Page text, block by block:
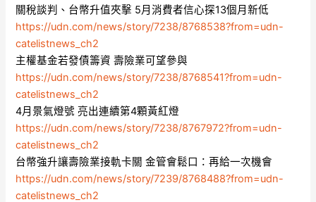
關稅談判、台幣升值夾擊 5月消費者信心探13個月新低
https://udn.com/news/story/7238/8768538?from=udn-
catelistnews_ch2
主權基金若發債籌資 壽險業可望參與
https://udn.com/news/story/7238/8768541?from=udn-
catelistnews_ch2
4月景氣燈號 亮出連續第4顆黃紅燈
https://udn.com/news/story/7238/8767972?from=udn-
catelistnews_ch2
台幣強升讓壽險業接軌卡關 金管會鬆口：再給一次機會
https://udn.com/news/story/7239/8768488?from=udn-
catelistnews_ch2